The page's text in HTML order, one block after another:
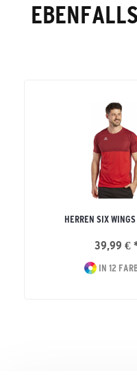
HERREN SIX
39,99 €
IN 12